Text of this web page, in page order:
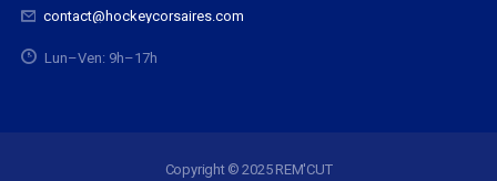
contact@hockeycorsaires.com
Lun–Ven: 9h–17h
Copyright © 2025 REM'CUT